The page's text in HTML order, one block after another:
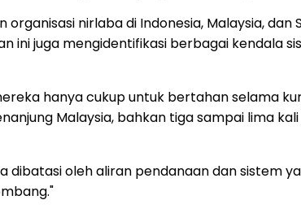
nirlaba di Indonesia, Malaysia,
juga mengidentifikasi berbagai kendala
hanya cukup untuk bertahan selama
Malaysia, bahkan tiga sampai lima
oleh aliran pendanaan dan sistem